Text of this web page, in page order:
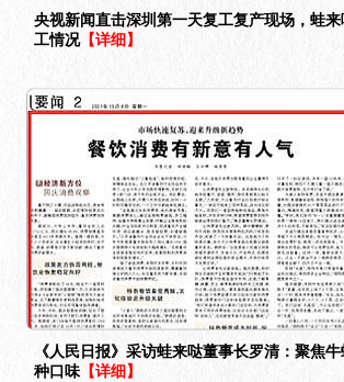
央视新闻直击深圳第一天复工复产现场，蛙
工情况【详细】
《人民日报》采访蛙来哒董事长罗清：聚焦
种口味 【详细】